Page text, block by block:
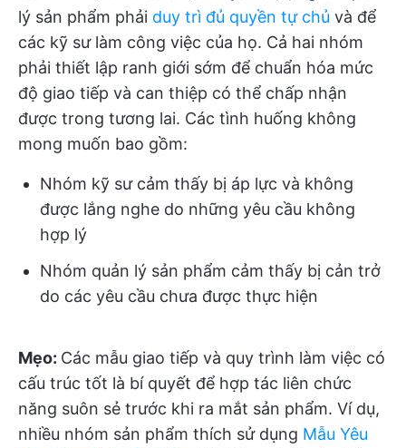
lý sản phẩm phải duy trì đủ quyền tự chủ và để
các kỹ sư làm công việc của họ. Cả hai nhóm
phải thiết lập ranh giới sớm để chuẩn hóa mức
độ giao tiếp và can thiệp có thể chấp nhận
được trong tương lai. Các tình huống không
mong muốn bao gồm:
Nhóm kỹ sư cảm thấy bị áp lực và không
được lắng nghe do những yêu cầu không
hợp lý
Nhóm quản lý sản phẩm cảm thấy bị cản trở
do các yêu cầu chưa được thực hiện
Mẹo: Các mẫu giao tiếp và quy trình làm việc có
cấu trúc tốt là bí quyết để hợp tác liên chức
năng suôn sẻ trước khi ra mắt sản phẩm. Ví dụ,
nhiều nhóm sản phẩm thích sử dụng Mẫu Yêu